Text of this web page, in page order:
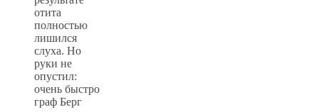
отита
полностью
лишился
слуха. Но
руки не
опустил:
очень быстро
граф Берг